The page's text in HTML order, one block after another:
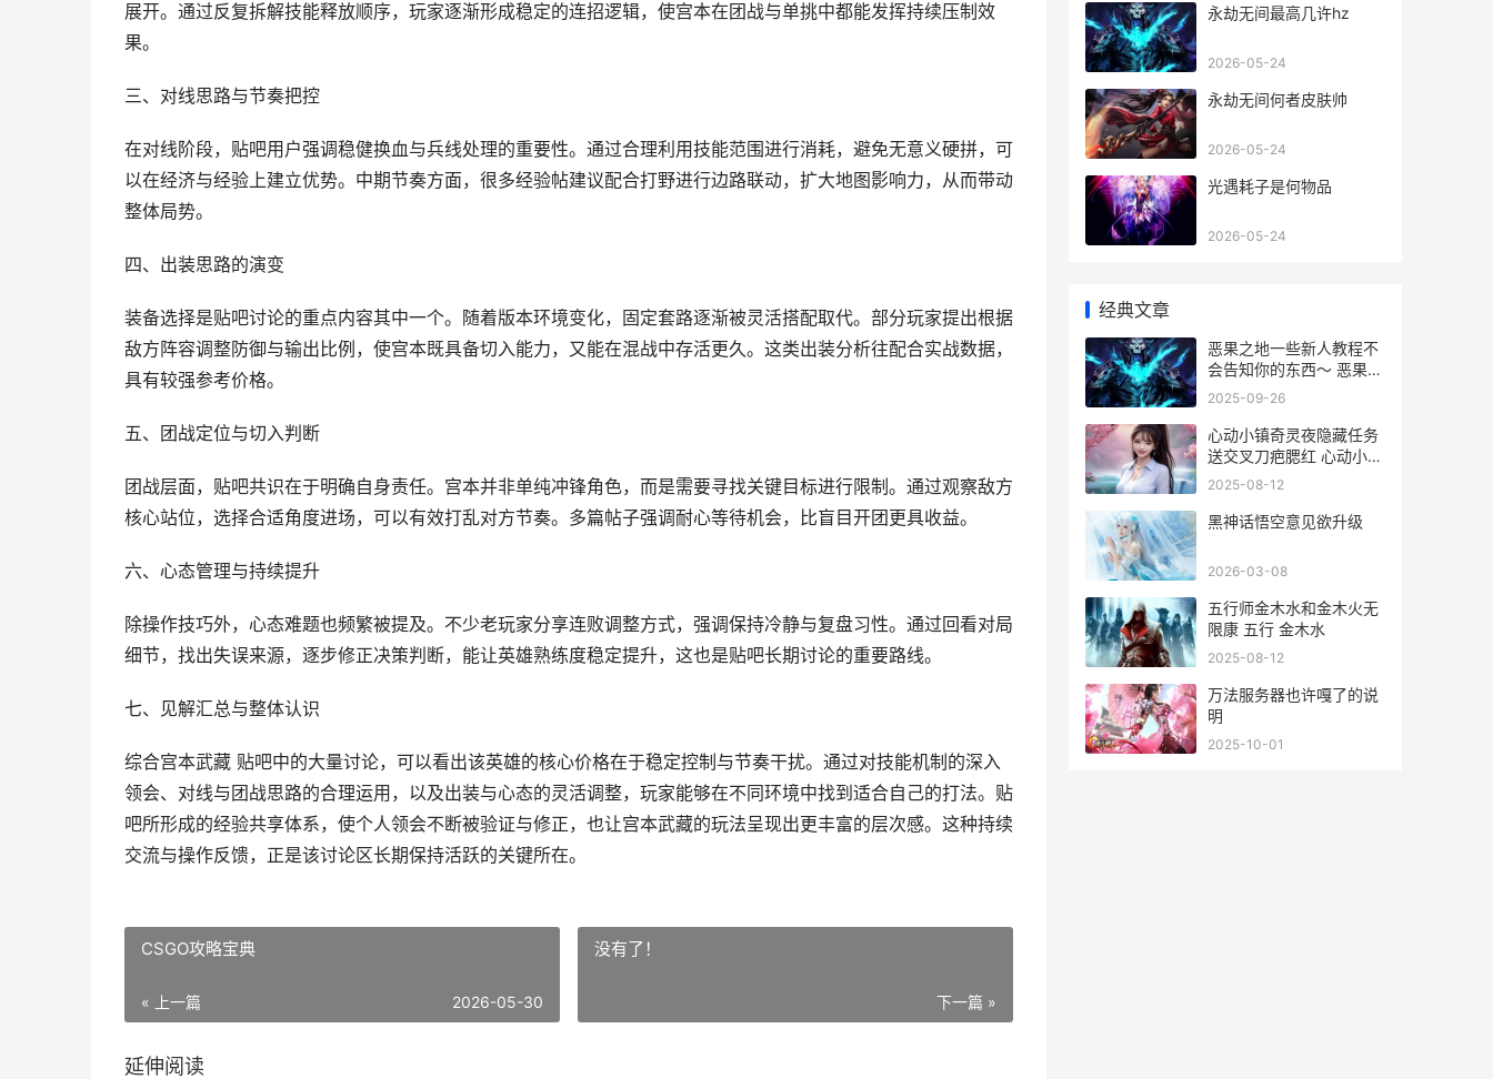
展开。通过反复拆解技能释放顺序，玩家逐渐形成稳定的连招逻辑，使宫本在团战与单挑中都能发挥持续压制效
果。
三、对线思路与节奏把控
在对线阶段，贴吧用户强调稳健换血与兵线处理的重要性。通过合理利用技能范围进行消耗，避免无意义硬拼，可
以在经济与经验上建立优势。中期节奏方面，很多经验帖建议配合打野进行边路联动，扩大地图影响力，从而带动
整体局势。
四、出装思路的演变
装备选择是贴吧讨论的重点内容其中一个。随着版本环境变化，固定套路逐渐被灵活搭配取代。部分玩家提出根据
敌方阵容调整防御与输出比例，使宫本既具备切入能力，又能在混战中存活更久。这类出装分析往配合实战数据，
具有较强参考价格。
五、团战定位与切入判断
团战层面，贴吧共识在于明确自身责任。宫本并非单纯冲锋角色，而是需要寻找关键目标进行限制。通过观察敌方
核心站位，选择合适角度进场，可以有效打乱对方节奏。多篇帖子强调耐心等待机会，比盲目开团更具收益。
六、心态管理与持续提升
除操作技巧外，心态难题也频繁被提及。不少老玩家分享连败调整方式，强调保持冷静与复盘习性。通过回看对局
细节，找出失误来源，逐步修正决策判断，能让英雄熟练度稳定提升，这也是贴吧长期讨论的重要路线。
七、见解汇总与整体认识
综合宫本武藏 贴吧中的大量讨论，可以看出该英雄的核心价格在于稳定控制与节奏干扰。通过对技能机制的深入
领会、对线与团战思路的合理运用，以及出装与心态的灵活调整，玩家能够在不同环境中找到适合自己的打法。贴
吧所形成的经验共享体系，使个人领会不断被验证与修正，也让宫本武藏的玩法呈现出更丰富的层次感。这种持续
交流与操作反馈，正是该讨论区长期保持活跃的关键所在。
CSGO攻略宝典
« 上一篇 2026-05-30
没有了！
下一篇 »
延伸阅读
永劫无间最高几许hz
2026-05-24
永劫无间何者皮肤帅
2026-05-24
光遇耗子是何物品
2026-05-24
经典文章
恶果之地一些新人教程不
会告知你的东西～ 恶果之
地上面卖的
2025-09-26
心动小镇奇灵夜隐藏任务
送交叉刀疤腮红 心动小镇
奇灵夜季烹饪流行料理
2025-08-12
黑神话悟空意见欲升级
2026-03-08
五行师金木水和金木火无
限康 五行 金木水
2025-08-12
万法服务器也许嘎了的说
明
2025-10-01